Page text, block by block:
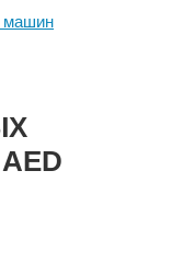
машин